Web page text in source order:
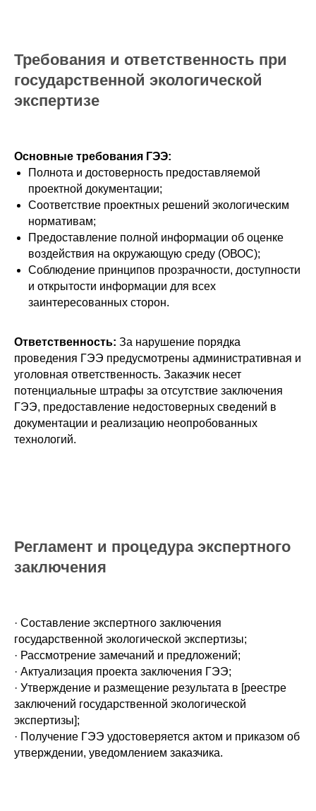
Требования и ответственность при
государственной экологической
экспертизе
Основные требования ГЭЭ:
Полнота и достоверность предоставляемой
проектной документации;
Соответствие проектных решений экологическим
нормативам;
Предоставление полной информации об оценке
воздействия на окружающую среду (ОВОС);
Соблюдение принципов прозрачности, доступности
и открытости информации для всех
заинтересованных сторон.
Ответственность: За нарушение порядка
проведения ГЭЭ предусмотрены административная и
уголовная ответственность. Заказчик несет
потенциальные штрафы за отсутствие заключения
ГЭЭ, предоставление недостоверных сведений в
документации и реализацию неопробованных
технологий.
Регламент и процедура экспертного
заключения
· Составление экспертного заключения
государственной экологической экспертизы;
· Рассмотрение замечаний и предложений;
· Актуализация проекта заключения ГЭЭ;
· Утверждение и размещение результата в [реестре
заключений государственной экологической
экспертизы];
· Получение ГЭЭ удостоверяется актом и приказом об
утверждении, уведомлением заказчика.